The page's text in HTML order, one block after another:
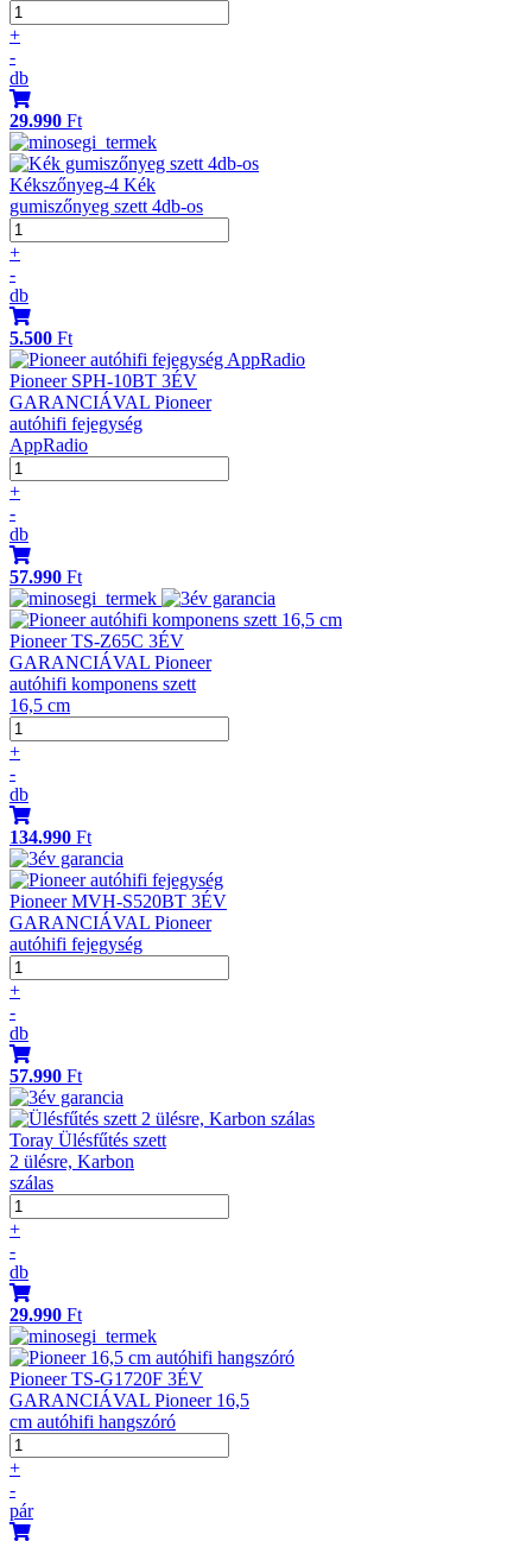
+
-
db
29.990 Ft
Kékszőnyeg-4 Kék
gumiszőnyeg szett 4db-os
+
-
db
5.500 Ft
Pioneer SPH-10BT 3ÉV
GARANCIÁVAL Pioneer
autóhifi fejegység
AppRadio
+
-
db
57.990 Ft
Pioneer TS-Z65C 3ÉV
GARANCIÁVAL Pioneer
autóhifi komponens szett
16,5 cm
+
-
db
134.990 Ft
Pioneer MVH-S520BT 3ÉV
GARANCIÁVAL Pioneer
autóhifi fejegység
+
-
db
57.990 Ft
Toray Ülésfűtés szett
2 ülésre, Karbon
szálas
+
-
db
29.990 Ft
Pioneer TS-G1720F 3ÉV
GARANCIÁVAL Pioneer 16,5
cm autóhifi hangszóró
+
-
pár